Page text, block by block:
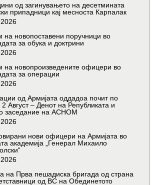
од загинувањето на десетмината
припадници кај месноста Карпалак
на новопоставени поручници во
за обука и доктрини
на новопроизведените офицери во
за операции
од Армијата оддадоа почит по
2 Август – Денот на Републиката и
заседание на АСНОМ
нови офицери на Армијата во
академија „Генерал Михаило
на Прва пешадиска бригада од страна
од ВС на Обединетото